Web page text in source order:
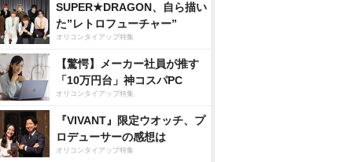
SUPER★DRAGON、自ら描い
た”レトロフューチャー”
オリコンタイアップ特集
【驚愕】メーカー社員が推す
「10万円台」神コスパPC
オリコンタイアップ特集
『VIVANT』限定ウオッチ、プ
ロデューサーの感想は
オリコンタイアップ特集